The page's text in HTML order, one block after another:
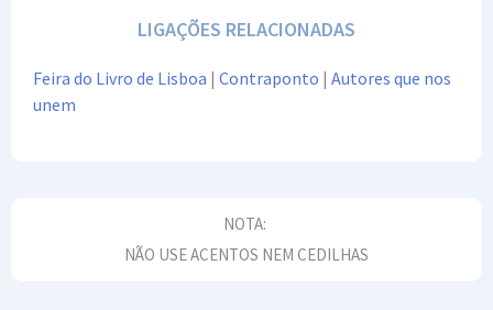
LIGAÇÕES RELACIONADAS
Feira do Livro de Lisboa | Contraponto | Autores que nos
unem
NOTA:
NÃO USE ACENTOS NEM CEDILHAS